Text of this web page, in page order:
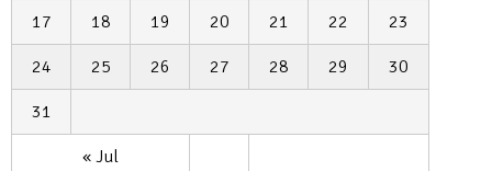
« Jul
17 18 19 20 21 22 23
24 25 26 27 28 29 30
31